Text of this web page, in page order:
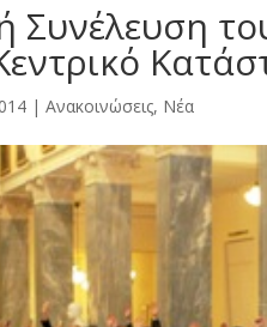
Συνέλευση
|Ανακοινώσεις, Νέα